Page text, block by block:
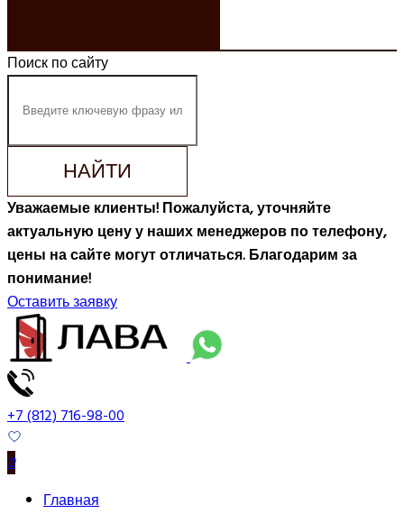
Поиск по сайту
НАЙТИ
Уважаемые клиенты! Пожалуйста, уточняйте
актуальную цену у наших менеджеров по телефону,
цены на сайте могут отличаться. Благодарим за
понимание!
Оставить заявку
+7 (812) 716-98-00
0
Главная